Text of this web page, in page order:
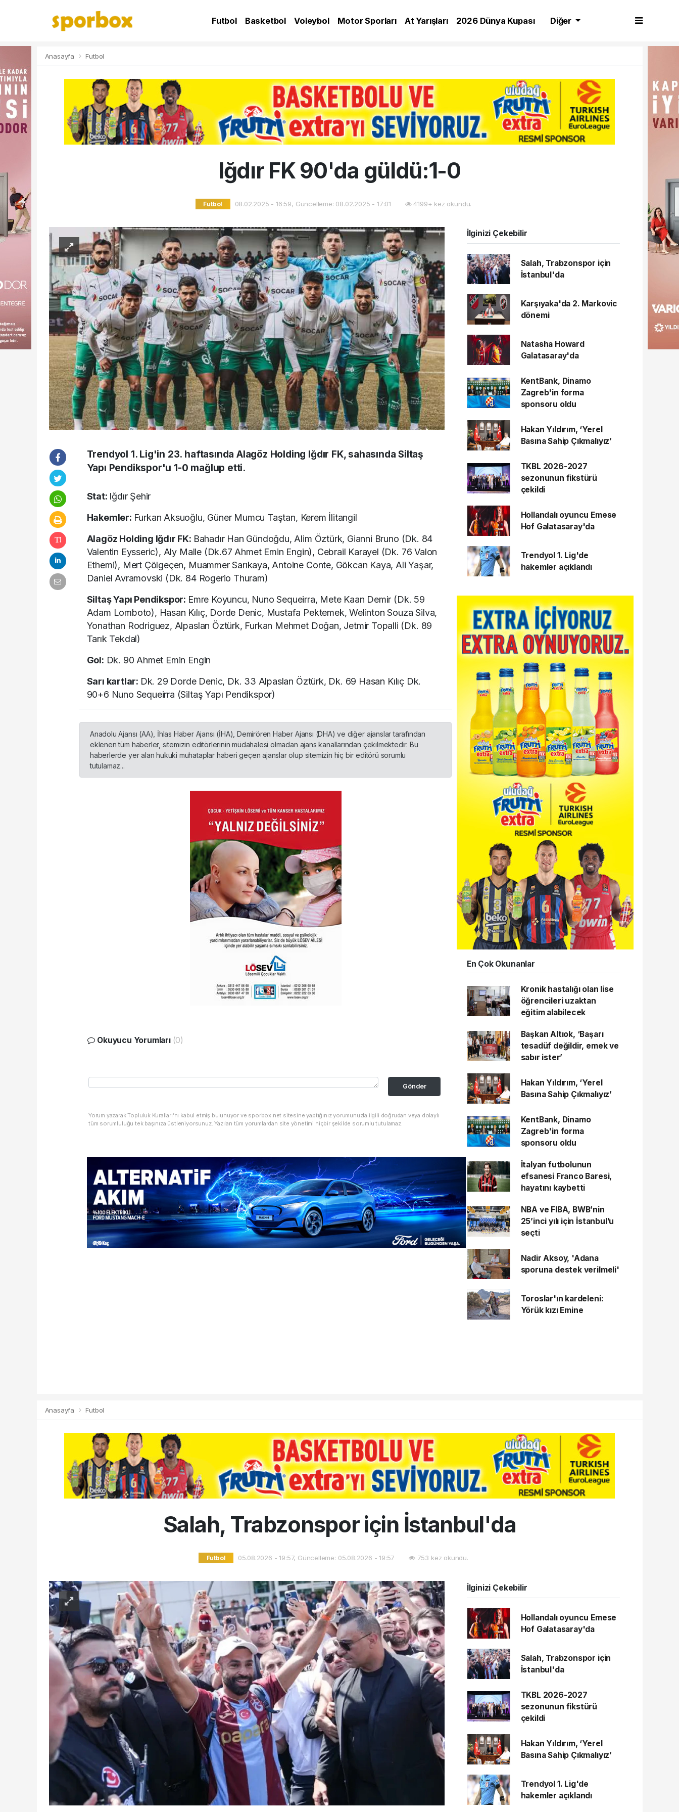
Futbol Basketbol Voleybol Motor Sporları At Yarışları
2026 Dünya Kupası
Diğer
Anasayfa Futbol
Iğdır FK 90'da güldü:1-0
Futbol 08.02.2025 - 16:59, Güncelleme: 08.02.2025 - 17:01 4199+ kez okundu.
Trendyol 1. Lig'in 23. haftasında Alagöz Holding Iğdır FK, sahasında Siltaş
Yapı Pendikspor'u 1-0 mağlup etti.
Stat: Iğdır Şehir
Hakemler: Furkan Aksuoğlu, Güner Mumcu Taştan, Kerem İlitangil
Alagöz Holding Iğdır FK: Bahadır Han Gündoğdu, Alim Öztürk, Gianni Bruno (Dk. 84
Valentin Eysseric), Aly Malle (Dk.67 Ahmet Emin Engin), Cebrail Karayel (Dk. 76 Valon
Ethemi), Mert Çölgeçen, Muammer Sarıkaya, Antoine Conte, Gökcan Kaya, Ali Yaşar,
Daniel Avramovski (Dk. 84 Rogerio Thuram)
Siltaş Yapı Pendikspor: Emre Koyuncu, Nuno Sequeirra, Mete Kaan Demir (Dk. 59
Adam Lomboto), Hasan Kılıç, Dorde Denic, Mustafa Pektemek, Welinton Souza Silva,
Yonathan Rodriguez, Alpaslan Öztürk, Furkan Mehmet Doğan, Jetmir Topalli (Dk. 89
Tarık Tekdal)
Gol: Dk. 90 Ahmet Emin Engin
Sarı kartlar: Dk. 29 Dorde Denic, Dk. 33 Alpaslan Öztürk, Dk. 69 Hasan Kılıç Dk.
90+6 Nuno Sequeirra (Siltaş Yapı Pendikspor)
Anadolu Ajansı (AA), İhlas Haber Ajansı (İHA), Demirören Haber Ajansı (DHA) ve diğer ajanslar tarafından
eklenen tüm haberler, sitemizin editörlerinin müdahalesi olmadan ajans kanallarından çekilmektedir. Bu
haberlerde yer alan hukuki muhataplar haberi geçen ajanslar olup sitemizin hiç bir editörü sorumlu
tutulamaz...
Okuyucu Yorumları (0)
Gönder
Yorum yazarak Topluluk Kuralları’nı kabul etmiş bulunuyor ve sporbox.net sitesine yaptığınız yorumunuzla ilgili doğrudan veya dolaylı
tüm sorumluluğu tek başınıza üstleniyorsunuz. Yazılan tüm yorumlardan site yönetimi hiçbir şekilde sorumlu tutulamaz.
İlginizi Çekebilir
Salah, Trabzonspor için
İstanbul'da
Karşıyaka'da 2. Markovic
dönemi
Natasha Howard
Galatasaray'da
KentBank, Dinamo
Zagreb'in forma
sponsoru oldu
Hakan Yıldırım, ‘Yerel
Basına Sahip Çıkmalıyız’
TKBL 2026-2027
sezonunun fikstürü
çekildi
Hollandalı oyuncu Emese
Hof Galatasaray'da
Trendyol 1. Lig'de
hakemler açıklandı
En Çok Okunanlar
Kronik hastalığı olan lise
öğrencileri uzaktan
eğitim alabilecek
Başkan Altıok, ‘Başarı
tesadüf değildir, emek ve
sabır ister’
Hakan Yıldırım, ‘Yerel
Basına Sahip Çıkmalıyız’
KentBank, Dinamo
Zagreb'in forma
sponsoru oldu
İtalyan futbolunun
efsanesi Franco Baresi,
hayatını kaybetti
NBA ve FIBA, BWB’nin
25’inci yılı için İstanbul’u
seçti
Nadir Aksoy, 'Adana
sporuna destek verilmeli'
Toroslar'ın kardeleni:
Yörük kızı Emine
Anasayfa Futbol
Salah, Trabzonspor için İstanbul'da
Futbol 05.08.2026 - 19:57, Güncelleme: 05.08.2026 - 19:57 753 kez okundu.
İlginizi Çekebilir
Hollandalı oyuncu Emese
Hof Galatasaray'da
Salah, Trabzonspor için
İstanbul'da
TKBL 2026-2027
sezonunun fikstürü
çekildi
Hakan Yıldırım, ‘Yerel
Basına Sahip Çıkmalıyız’
Trendyol 1. Lig'de
hakemler açıklandı